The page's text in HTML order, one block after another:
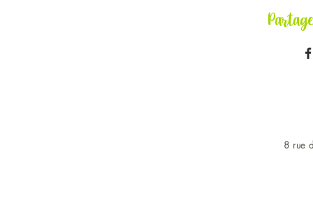
8 rue